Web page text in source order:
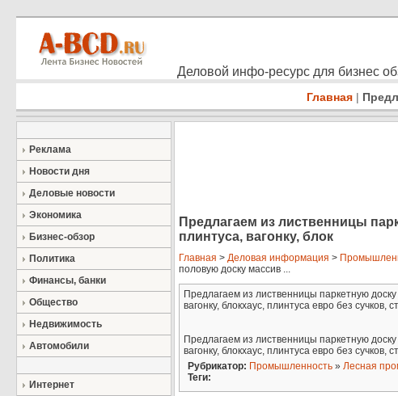
Деловой инфо-ресурс для бизнес
Главная |
Реклама
Новости дня
Деловые новости
Экономика
Бизнес-обзор
Политика
Финансы, банки
Общество
Недвижимость
Автомобили
Интернет
Предлагаем из лиственницы
плинтуса, вагонку, блок
Главная > Деловая информация >
половую доску массив ...
Предлагаем из лиственницы паркетную
вагонку, блокхаус, плинтуса евро без
Предлагаем из лиственницы паркетную
вагонку, блокхаус, плинтуса евро без
Рубрикатор: Промышленность » Лесная
Теги: